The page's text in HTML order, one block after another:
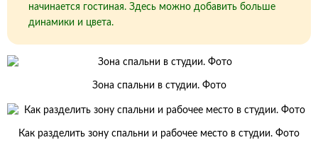
начинается гостиная. Здесь можно добавить больше
динамики и цвета.
Зона спальни в студии. Фото
Как разделить зону спальни и рабочее место в студии. Фото